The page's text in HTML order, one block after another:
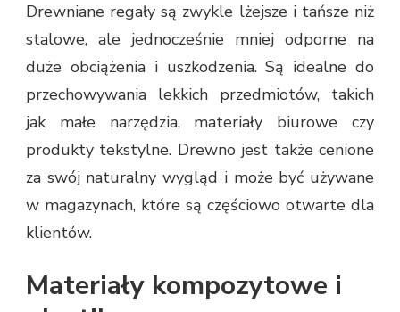
Drewniane regały są zwykle lżejsze i tańsze niż
stalowe, ale jednocześnie mniej odporne na
duże obciążenia i uszkodzenia. Są idealne do
przechowywania lekkich przedmiotów, takich
jak małe narzędzia, materiały biurowe czy
produkty tekstylne. Drewno jest także cenione
za swój naturalny wygląd i może być używane
w magazynach, które są częściowo otwarte dla
klientów.
Materiały kompozytowe i